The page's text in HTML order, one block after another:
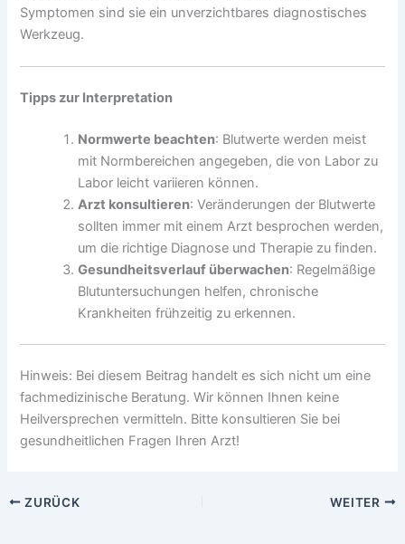
Symptomen sind sie ein unverzichtbares diagnostisches
Werkzeug.
Tipps zur Interpretation
Normwerte beachten: Blutwerte werden meist
mit Normbereichen angegeben, die von Labor zu
Labor leicht variieren können.
Arzt konsultieren: Veränderungen der Blutwerte
sollten immer mit einem Arzt besprochen werden,
um die richtige Diagnose und Therapie zu finden.
Gesundheitsverlauf überwachen: Regelmäßige
Blutuntersuchungen helfen, chronische
Krankheiten frühzeitig zu erkennen.
Hinweis: Bei diesem Beitrag handelt es sich nicht um eine
fachmedizinische Beratung. Wir können Ihnen keine
Heilversprechen vermitteln. Bitte konsultieren Sie bei
gesundheitlichen Fragen Ihren Arzt!
ZURÜCK WEITER